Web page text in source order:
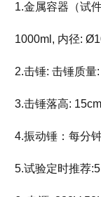
1.金属容器（试
1000ml, 内径:
2.击锤: 击锤质
3.击锤落高:
4.振动锤：每分
5.试验定时推荐